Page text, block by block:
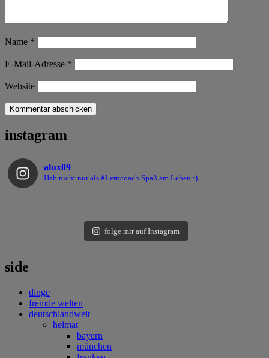
Name *
E-Mail-Adresse *
Website
instagram
alux09
Hab nicht nur als #Lerncoach Spaß am Leben :)
folge mir auf Instagram
side
dinge
fremde welten
deutschlandweit
heimat
bayern
münchen